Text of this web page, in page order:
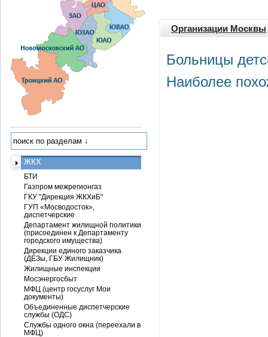
Организации Москвы
Больницы
Наиболее
ЖКХ
БТИ
Газпром межрегионгаз
ГКУ "Дирекция ЖКХиБ"
ГУП «Мосводосток»,
диспетчерские
Департамент жилищной политики
(присоединен к Департаменту
городского имущества)
Дирекции единого заказчика
(ДЕЗы, ГБУ Жилищник)
Жилищные инспекции
Мосэнергосбыт
МФЦ (центр госуслуг Мои
документы)
Объединенные диспетчерские
службы (ОДС)
Службы одного окна (переехали в
МФЦ)